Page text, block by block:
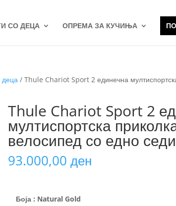
СО ДЕЦА ОПРЕМА ЗА КУЧИЊА
деца / Thule Chariot Sport 2 единечна
Thule Chariot Sport 2
мултиспортска
велосипед со едно
93.000,00 ден
Боја: Natural Gold